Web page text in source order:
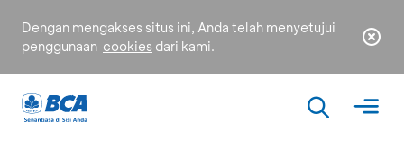
Dengan mengakses situs ini, Anda telah menyetujui
penggunaan cookies dari kami.